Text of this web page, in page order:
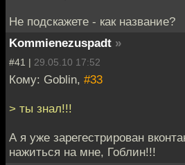
Не подскажете - как название?
Kommienezuspadt »
#41 | 29.05.10 17:52
Кому: Goblin, #33
> ты знал!!!
А я уже зарегестрирован
нажиться на мне, Гоблин!!!